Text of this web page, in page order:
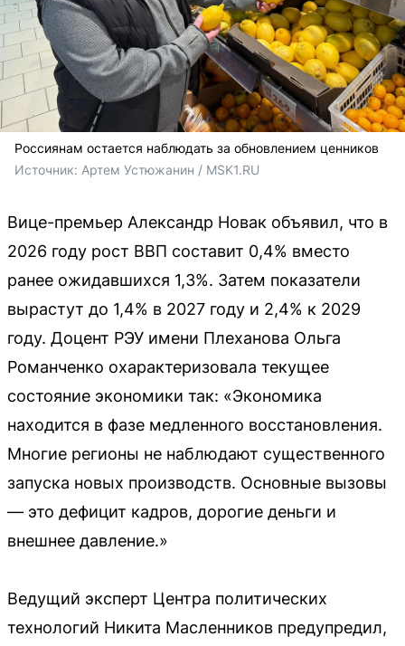
Россиянам остается наблюдать за обновлением ценников
Источник: Артем Устюжанин / MSK1.RU
Вице-премьер Александр Новак объявил, что в
2026 году рост ВВП составит 0,4% вместо
ранее ожидавшихся 1,3%. Затем показатели
вырастут до 1,4% в 2027 году и 2,4% к 2029
году. Доцент РЭУ имени Плеханова Ольга
Романченко охарактеризовала текущее
состояние экономики так: «Экономика
находится в фазе медленного восстановления.
Многие регионы не наблюдают существенного
запуска новых производств. Основные вызовы
— это дефицит кадров, дорогие деньги и
внешнее давление.»
Ведущий эксперт Центра политических
технологий Никита Масленников предупредил,